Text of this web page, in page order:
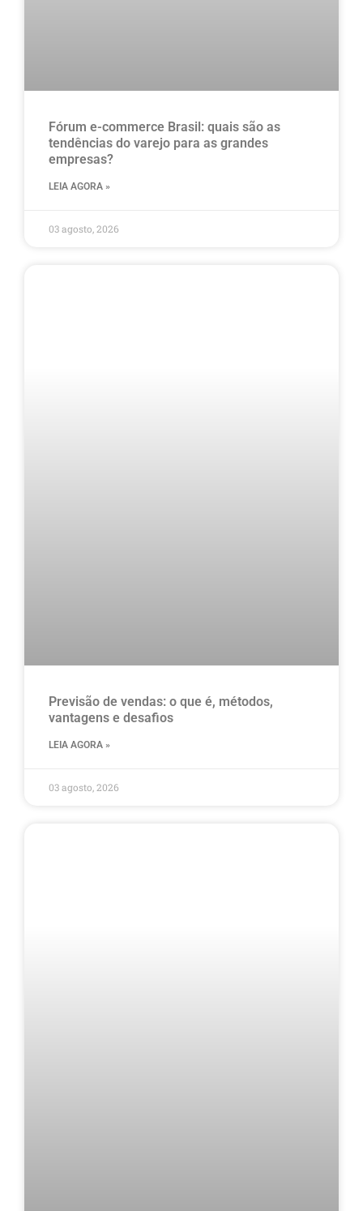
Fórum e-commerce Brasil: quais são as
tendências do varejo para as grandes
empresas?
LEIA AGORA »
03 agosto, 2026
Previsão de vendas: o que é, métodos,
vantagens e desafios
LEIA AGORA »
03 agosto, 2026